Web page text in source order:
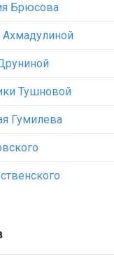
Брюсова
Тушновой
Гумилева